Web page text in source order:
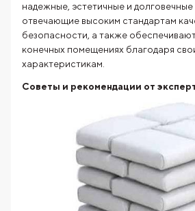
надежные, эстетичные и долговечные
отвечающие высоким стандартам
безопасности, а также
конечных помещениях благодаря
характеристикам.
Советы и рекомендации от